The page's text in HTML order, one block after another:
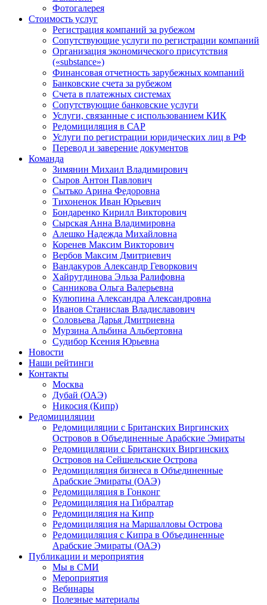
Фотогалерея
Стоимость услуг
Регистрация компаний за рубежом
Сопутствующие услуги по регистрации компаний
Организация экономического присутствия
(«substance»)
Финансовая отчетность зарубежных компаний
Банковские счета за рубежом
Счета в платежных системах
Сопутствующие банковские услуги
Услуги, связанные с использованием КИК
Редомициляция в САР
Услуги по регистрации юридических лиц в РФ
Перевод и заверение документов
Команда
Зимянин Михаил Владимирович
Сыров Антон Павлович
Сытько Арина Федоровна
Тихоненок Иван Юрьевич
Бондаренко Кирилл Викторович
Сырская Анна Владимировна
Алешко Надежда Михайловна
Коренев Максим Викторович
Вербов Максим Дмитриевич
Вандакуров Александр Геворкович
Хайрутдинова Эльза Ралифовна
Санникова Ольга Валерьевна
Кулюпина Александра Александровна
Иванов Станислав Владиславович
Соловьева Дарья Дмитриевна
Мурзина Альбина Альбертовна
Судибор Ксения Юрьевна
Новости
Наши рейтинги
Контакты
Москва
Дубай (ОАЭ)
Никосия (Кипр)
Редомициляции
Редомициляции с Британских Виргинских
Островов в Объединенные Арабские Эмираты
Редомициляции с Британских Виргинских
Островов на Сейшельские Острова
Редомициляция бизнеса в Объединенные
Арабские Эмираты (ОАЭ)
Редомициляция в Гонконг
Редомициляция на Гибралтар
Редомициляция на Кипр
Редомициляция на Маршалловы Острова
Редомициляция с Кипра в Объединенные
Арабские Эмираты (ОАЭ)
Публикации и мероприятия
Мы в СМИ
Мероприятия
Вебинары
Полезные материалы